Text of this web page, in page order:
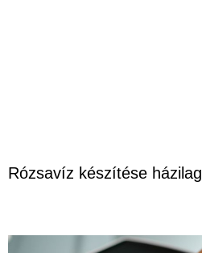
Rózsavíz készítése házilag